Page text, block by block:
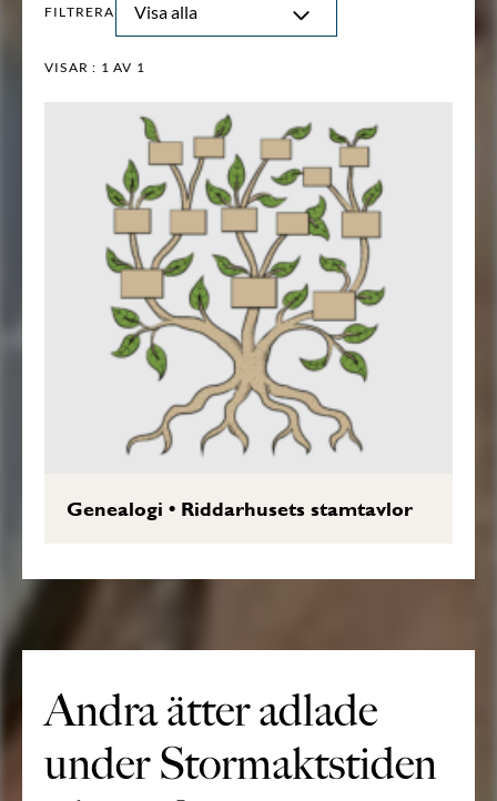
FILTRERA Visa alla
VISAR : 1 AV 1
Genealogi • Riddarhusets stamtavlor
Andra ätter adlade
under Stormaktstiden